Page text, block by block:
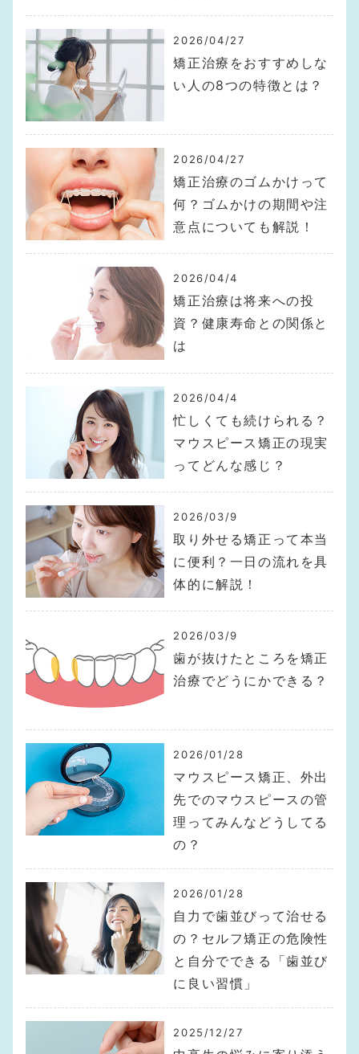
2026/04/27
矯正治療をおすすめしな
い人の8つの特徴とは？
2026/04/27
矯正治療のゴムかけって
何？ゴムかけの期間や注
意点についても解説！
2026/04/4
矯正治療は将来への投
資？健康寿命との関係と
は
2026/04/4
忙しくても続けられる？
マウスピース矯正の現実
ってどんな感じ？
2026/03/9
取り外せる矯正って本当
に便利？一日の流れを具
体的に解説！
2026/03/9
歯が抜けたところを矯正
治療でどうにかできる？
2026/01/28
マウスピース矯正、外出
先でのマウスピースの管
理ってみんなどうしてる
の？
2026/01/28
自力で歯並びって治せる
の？セルフ矯正の危険性
と自分でできる「歯並び
に良い習慣」
2025/12/27